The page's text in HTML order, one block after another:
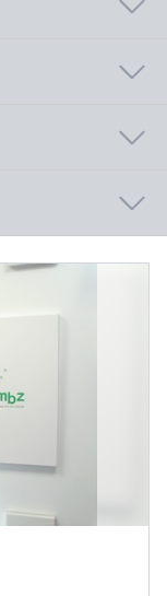
、
、
、CloudWatch
EventBridge
ありません）